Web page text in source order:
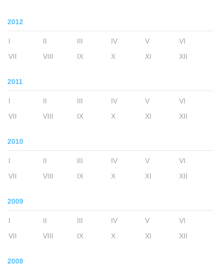
2012
I II III IV V
VI
VII
VIII IX X XI XII
2011
I II III IV V
VI
VII
VIII IX X XI XII
2010
I II III IV V
VI
VII
VIII IX X XI XII
2009
I II III IV V
VI
VII
VIII IX X XI XII
2008